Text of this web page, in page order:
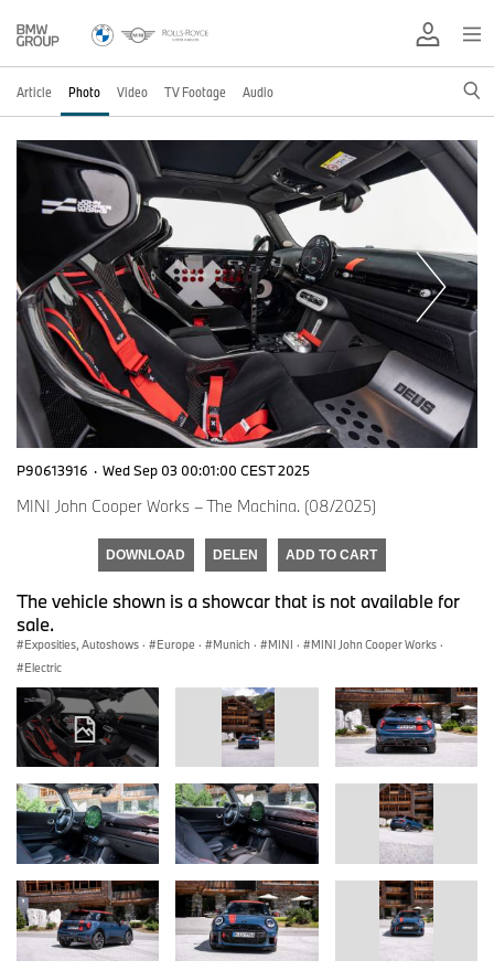
Article Photo Video TV Footage Audio
P90613916 · Wed Sep 03 00:01:00 CEST 2025
MINI John Cooper Works – The Machina. (08/2025)
DOWNLOAD DELEN ADD TO CART
The vehicle shown is a showcar that is not available for
sale.
Exposities, Autoshows · Europe · Munich · MINI · MINI John Cooper Works ·
Electric